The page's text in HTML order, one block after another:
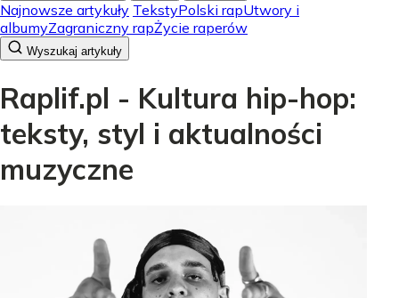
Najnowsze artykuły TekstyPolski rapUtwory i
albumyZagraniczny rapŻycie raperów
Wyszukaj artykuły
Raplif.pl - Kultura hip-hop:
teksty, styl i aktualności
muzyczne